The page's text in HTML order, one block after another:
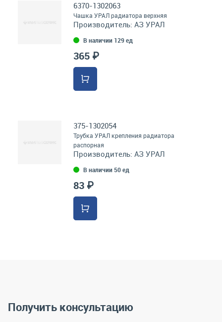
6370-1302063
Чашка УРАЛ радиатора верхняя
Производитель: АЗ УРАЛ
В наличии 129 ед
365 ₽
375-1302054
Трубка УРАЛ крепления радиатора
распорная
Производитель: АЗ УРАЛ
В наличии 50 ед
83 ₽
Получить консультацию